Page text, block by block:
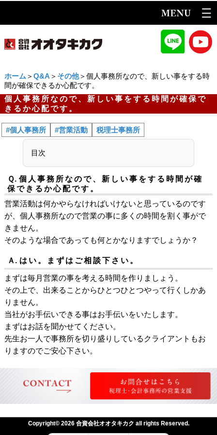
ホーム ＞ Q&A ＞ その他＞個人事務所なので、新しい事をする時
間が確保できるか心配です。
個人事務所なので、新しい事をする時間が確保で
きるか心配です。
#個人事務所 #営業活動 税理士事務所
目次
Ｑ. 個人事務所なので、新しい事をする時間が確
保できるか心配です。
営業活動は何かやらなければいけないと思っているのです
が、個人事務所なので営業の事に多くの時間を割く事がで
きません。
そのような場合であっても何とかなりますでしょうか？
Ａ. はい。まずはご相談下さい。
まずは毎月営業の事を考える時間を作りましょう。
その上で、出来ることからひとつひとつやって行くしかあ
りません。
当社がお手伝いできる事はお手伝いをいたします。
まずはお話を聞かせてください。
先生お一人で事務所を切り盛りしているクライアントもお
りますのでご安心下さい。
Copyright© 2026 合資会社オオタキカク all rights Reserved.